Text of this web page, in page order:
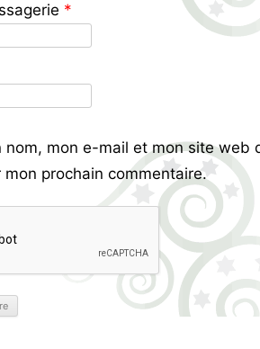
*
nom, mon e-mail et mon site web
prochain commentaire.